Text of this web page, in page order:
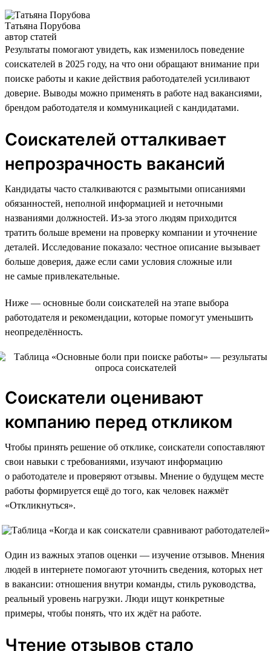
Татьяна Порубова
автор статей
Результаты помогают увидеть, как изменилось поведение
соискателей в 2025 году, на что они обращают внимание при
поиске работы и какие действия работодателей усиливают
доверие. Выводы можно применять в работе над вакансиями,
брендом работодателя и коммуникацией с кандидатами.
Соискателей отталкивает
непрозрачность вакансий
Кандидаты часто сталкиваются с размытыми описаниями
обязанностей, неполной информацией и неточными
названиями должностей. Из-за этого людям приходится
тратить больше времени на проверку компании и уточнение
деталей. Исследование показало: честное описание вызывает
больше доверия, даже если сами условия сложные или
не самые привлекательные.
Ниже — основные боли соискателей на этапе выбора
работодателя и рекомендации, которые помогут уменьшить
неопределённость.
Соискатели оценивают
компанию перед откликом
Чтобы принять решение об отклике, соискатели сопоставляют
свои навыки с требованиями, изучают информацию
о работодателе и проверяют отзывы. Мнение о будущем месте
работы формируется ещё до того, как человек нажмёт
«Откликнуться».
Один из важных этапов оценки — изучение отзывов. Мнения
людей в интернете помогают уточнить сведения, которых нет
в вакансии: отношения внутри команды, стиль руководства,
реальный уровень нагрузки. Люди ищут конкретные
примеры, чтобы понять, что их ждёт на работе.
Чтение отзывов стало